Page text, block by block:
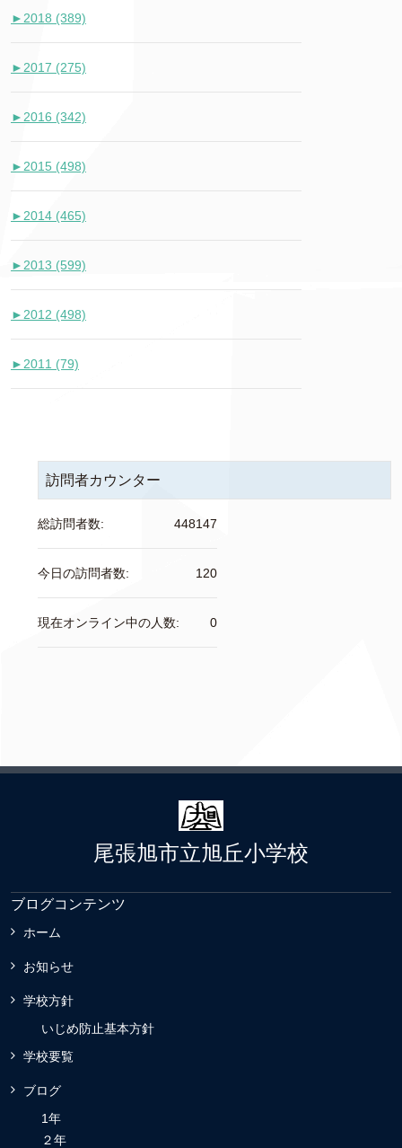
► 2018 (389)
► 2017 (275)
► 2016 (342)
► 2015 (498)
► 2014 (465)
► 2013 (599)
► 2012 (498)
► 2011 (79)
訪問者カウンター
448147
総訪問者数:
120
今日の訪問者数:
0
現在オンライン中の人数:
尾張旭市立旭丘小学校
ブログコンテンツ
ホーム
お知らせ
学校方針
いじめ防止基本方針
学校要覧
ブログ
1年
２年